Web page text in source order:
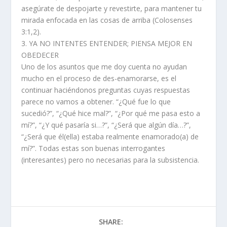
asegúrate de despojarte y revestirte, para mantener tu
mirada enfocada en las cosas de arriba (Colosenses
3:1,2).
3. YA NO INTENTES ENTENDER; PIENSA MEJOR EN
OBEDECER
Uno de los asuntos que me doy cuenta no ayudan
mucho en el proceso de des-enamorarse, es el
continuar haciéndonos preguntas cuyas respuestas
parece no vamos a obtener. “¿Qué fue lo que
sucedió?”, “¿Qué hice mal?”, “¿Por qué me pasa esto a
mí?”, “¿Y qué pasaría si…?”, “¿Será que algún día…?”,
“¿Será que él(ella) estaba realmente enamorado(a) de
mí?”. Todas estas son buenas interrogantes
(interesantes) pero no necesarias para la subsistencia.
SHARE: